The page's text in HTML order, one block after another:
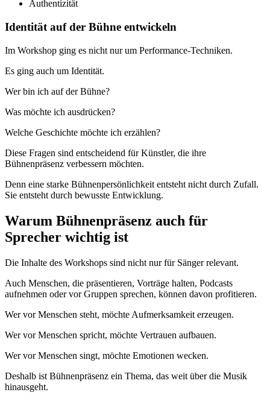
Authentizität
Identität auf der Bühne entwickeln
Im Workshop ging es nicht nur um Performance-Techniken.
Es ging auch um Identität.
Wer bin ich auf der Bühne?
Was möchte ich ausdrücken?
Welche Geschichte möchte ich erzählen?
Diese Fragen sind entscheidend für Künstler, die ihre
Bühnenpräsenz verbessern möchten.
Denn eine starke Bühnenpersönlichkeit entsteht nicht durch Zufall.
Sie entsteht durch bewusste Entwicklung.
Warum Bühnenpräsenz auch für
Sprecher wichtig ist
Die Inhalte des Workshops sind nicht nur für Sänger relevant.
Auch Menschen, die präsentieren, Vorträge halten, Podcasts
aufnehmen oder vor Gruppen sprechen, können davon profitieren.
Wer vor Menschen steht, möchte Aufmerksamkeit erzeugen.
Wer vor Menschen spricht, möchte Vertrauen aufbauen.
Wer vor Menschen singt, möchte Emotionen wecken.
Deshalb ist Bühnenpräsenz ein Thema, das weit über die Musik
hinausgeht.